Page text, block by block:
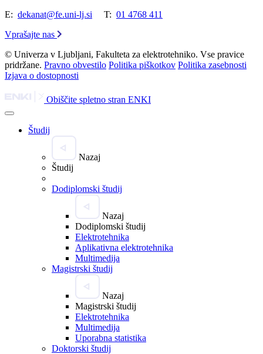
E: dekanat@fe.uni-lj.si T: 01 4768 411
Vprašajte nas
© Univerza v Ljubljani, Fakulteta za elektrotehniko. Vse pravice
pridržane. Pravno obvestilo Politika piškotkov Politika zasebnosti
Izjava o dostopnosti
Obiščite spletno stran ENKI
Študij
Nazaj
Študij
Dodiplomski študij
Nazaj
Dodiplomski študij
Elektrotehnika
Aplikativna elektrotehnika
Multimedija
Magistrski študij
Nazaj
Magistrski študij
Elektrotehnika
Multimedija
Uporabna statistika
Doktorski študij